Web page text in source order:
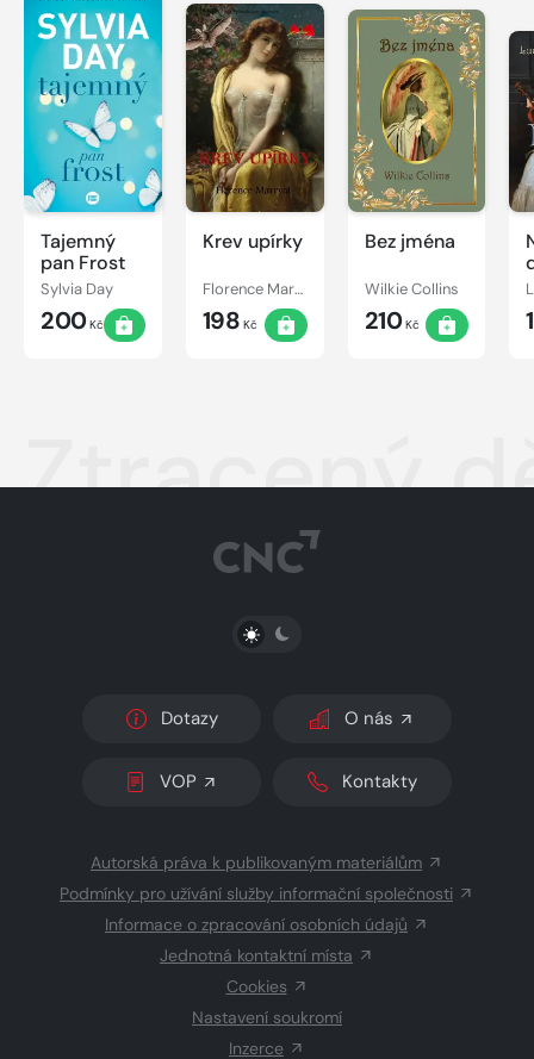
Tajemný
pan Frost
Sylvia Day
200Kč
Krev upírky
Florence Marryat
198 Kč
Bez jména
Wilkie Collins
210Kč
Ztracený
PŘEPNOUT SVĚTLÝ/TMAVÝ REŽIM
Dotazy O nás
VOP Kontakty
Autorská práva k publikovaným materiálům
Podmínky pro užívání služby informační společnosti
Informace o zpracování osobních údajů
Jednotná kontaktní místa
Cookies
Nastavení soukromí
Inzerce